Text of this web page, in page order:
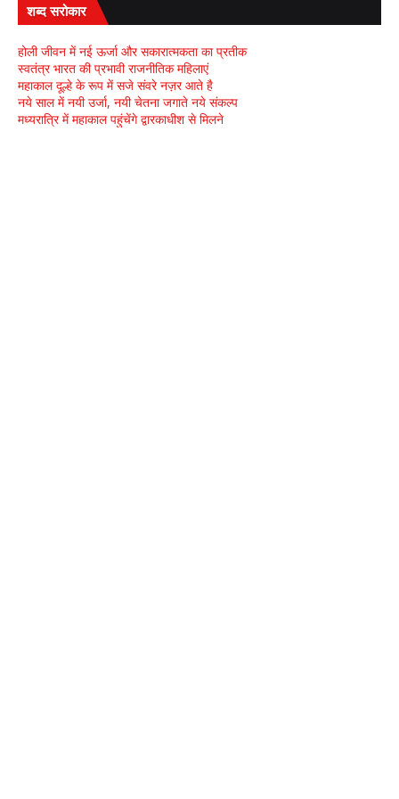
शब्द सरोकार
होली जीवन में नई ऊर्जा और सकारात्मकता का प्रतीक
स्वतंत्र भारत की प्रभावी राजनीतिक महिलाएं
महाकाल दूल्हे के रूप में सजे संवरे नज़र आते है
नये साल में नयी उर्जा, नयी चेतना जगाते नये संकल्प
मध्यरात्रि में महाकाल पहुंचेंगे द्वारकाधीश से मिलने